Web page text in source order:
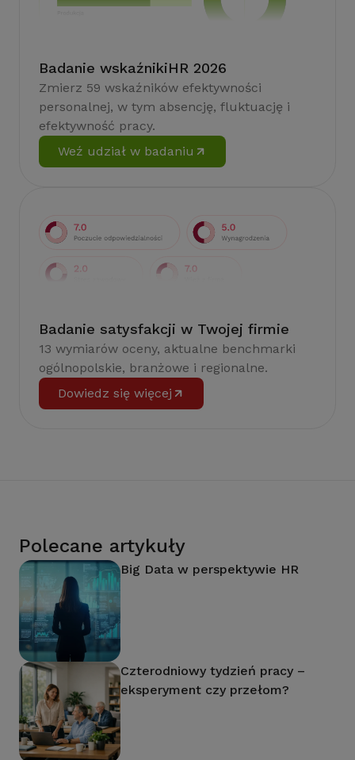
Badanie wskaźnikiHR 2026
Zmierz 59 wskaźników efektywności
personalnej, w tym absencję, fluktuację i
efektywność pracy.
Weź udział w badaniu
Badanie satysfakcji w Twojej firmie
13 wymiarów oceny, aktualne benchmarki
ogólnopolskie, branżowe i regionalne.
Dowiedz się więcej
Polecane artykuły
Big Data w perspektywie HR
Czterodniowy tydzień pracy –
eksperyment czy przełom?